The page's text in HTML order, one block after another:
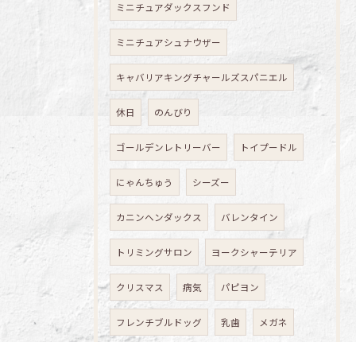
ミニチュアダックスフンド
ミニチュアシュナウザー
キャバリアキングチャールズスパニエル
休日 のんびり
ゴールデンレトリーバー トイプードル
にゃんちゅう シーズー
カニンヘンダックス バレンタイン
トリミングサロン ヨークシャーテリア
クリスマス 病気 パピヨン
フレンチブルドッグ 乳歯 メガネ